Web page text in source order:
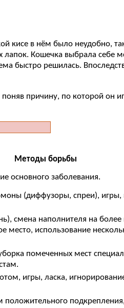
кисе в нём было неудобно,
Кошечка выбрала себе
быстро решилась.
причину, по которой он
Методы борьбы
основного заболевания.
(диффузоры, спреи), игры,
смена наполнителя на
место, использование
помеченных мест
игры, ласка,